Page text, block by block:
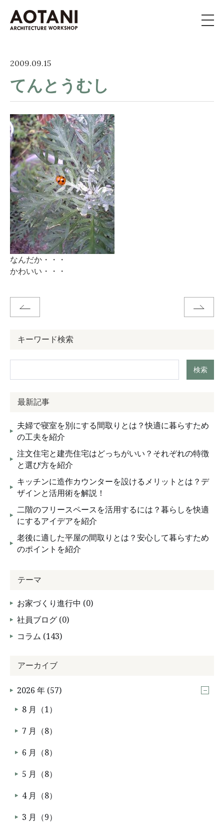
新築・移住・別荘・
お考えの方へ
施工事例
イベント
よくある質問
ライブラリー
お客様の声
ブログ
会社案内
2009.09.15
てんとうむし
なんだか・・・
かわいい・・・
キーワード検索
検索
最新記事
夫婦で寝室を別にする間取りとは？快適に暮らすため
の工夫を紹介
注文住宅と建売住宅はどっちがいい？それぞれの特徴
と選び方を紹介
キッチンに造作カウンターを設けるメリットとは？デ
ザインと活用術を解説！
二階のフリースペースを活用するには？暮らしを快適
にするアイデアを紹介
老後に適した平屋の間取りとは？安心して暮らすため
のポイントを紹介
テーマ
お家づくり進行中 (0)
社員ブログ (0)
コラム (143)
アーカイブ
2026 年 (57)
8 月（1）
7 月（8）
6 月（8）
5 月（8）
4 月（8）
3 月（9）